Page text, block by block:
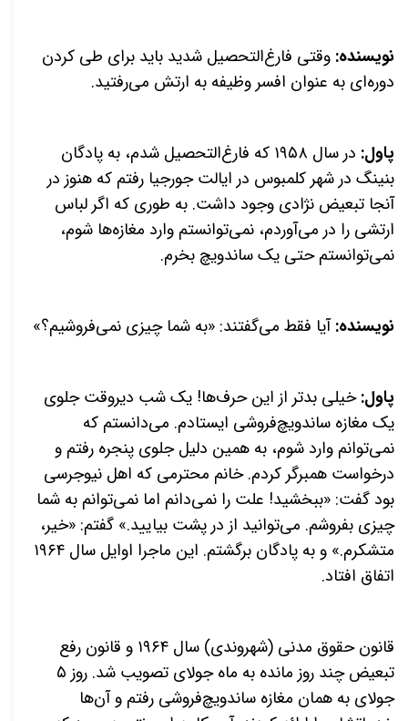
نویسنده: وقتى فارغ‌التحصیل شدید باید برای طی کردن
دوره‌ای به عنوان افسر وظیفه به ارتش می‌رفتید.
پاول:
در سال ۱۹۵۸ که فارغ‌التحصیل شدم، به پادگان
بنینگ در شهر کلمبوس در ایالت جورجیا رفتم که هنوز در
آنجا تبعیض نژادی وجود داشت. به طوری که اگر لباس
ارتشی را در می‌آوردم، نمی‌توانستم وارد مغازه‌ها شوم،
نمی‌توانستم حتی یک ساندویچ بخرم.
نویسنده:آیا فقط می‌گفتند: «به شما چیزی نمی‌فروشیم؟»
پاول:خیلی بدتر از این حرف‌ها! یک شب دیر‌وقت جلوی
یک مغازه ساندویچ‌فروشی ایستادم. می‌دانستم که
نمی‌توانم وارد شوم، به همین دلیل جلوی پنجره رفتم و
درخواست همبرگر کردم. خانم محترمی که اهل نیوجرسی
بود گفت: «ببخشید! علت را نمی‌دانم اما نمی‌توانم به شما
چیزی بفروشم. می‌توانید از در پشت بیایید.» گفتم: «خیر،
متشکرم.» و به پادگان برگشتم. این ماجرا اوایل سال ۱۹۶۴
اتفاق افتاد.
قانون حقوق مدنی (شهروندی) سال ۱۹۶۴ و قانون رفع
تبعیض چند روز مانده به ماه جولای تصویب شد. روز ۵
جولای به همان مغازه ساندویچ‌فروشی رفتم و آن‌ها